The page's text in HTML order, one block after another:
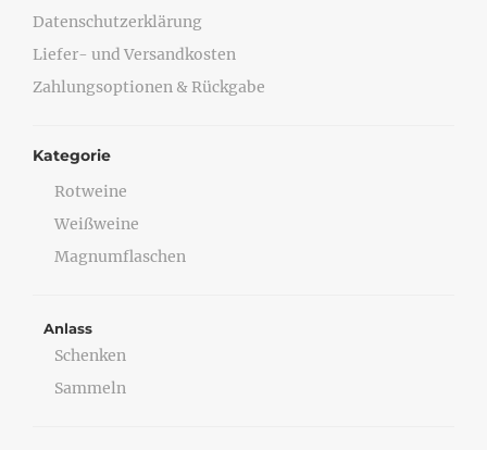
Datenschutzerklärung
Liefer- und Versandkosten
Zahlungsoptionen & Rückgabe
Kategorie
Rotweine
Weißweine
Magnumflaschen
Anlass
Schenken
Sammeln